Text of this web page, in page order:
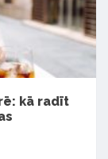
kā radīt